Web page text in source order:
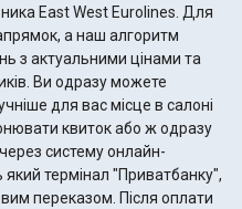
East West Eurolines. Для
а наш алгоритм
з актуальними цінами та
для вас місце в салоні
квиток або ж одразу
систему онлайн-
термінал "Приватбанку",
Після оплати